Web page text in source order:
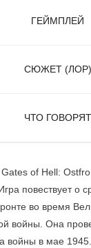
ГЕЙМПЛЕЙ
СЮЖЕТ (ЛОР)
ЧТО ГОВОРЯТ
of Hell:
повествует о
во время
войны. Она
войны в мае 1945.